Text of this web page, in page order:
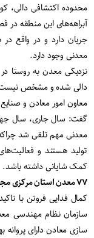
محدوده اکتشافی دالی،
آبراهه‌های این منطقه
جریان دارد و در واقع
معدنی وجود دارد.
نزدیکی معدن به روستا
دالی شده و مشخص نیست
معاون امور معادن و
گفت: سال جاری، سال
معدنی مهم تلقی شد چراکه
تولید هستند و
کمک شایانی داشته باشد.
۷۷ معدن استان مرکزی مجددا فعال شدند
کمال فدایی فروتن با
سازمان نظام مهندسی
سازی معادن دارای پروانه